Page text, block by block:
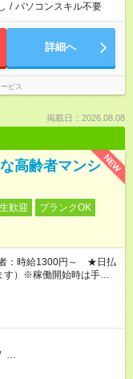
/ パソコンスキル不要
詳細へ
ビス
掲載日：2026.08.08
NEW
高齢者マンシ
歓迎
ブランクOK
：時給1300円～ ★日払
）※稼働開始時は手続き
…